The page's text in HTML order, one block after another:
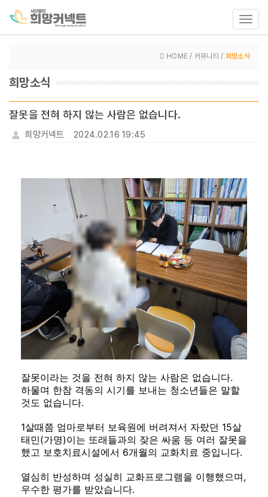
HOME / 커뮤니티 / 희망소식
희망소식
잘못을 전혀 하지 않는 사람은 없습니다.
희망커넥트 2024.02.16 19:45
잘못이라는 것을 전혀 하지 않는 사람은 없습니다.
하물며 한참 격동의 시기를 보내는 청소년들은 말할
것도 없습니다.
1살때쯤 엄마로부터 보육원에 버려져서 자랐던 15살
태민(가명)이는 또래들과의 잦은 싸움 등 여러 잘못을
했고 보호치료시설에서 6개월의 교화치료 중입니다.
열심히 반성하며 성실히 교화프로그램을 이행했으며,
우수한 평가를 받았습니다.